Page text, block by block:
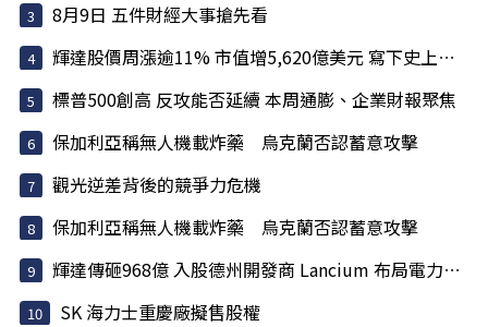
8月9日 五件財經大事搶先看
輝達股價周漲逾11% 市值增5,620億美元 寫下史上最大單周...
標普500創高 反攻能否延續 本周通膨、企業財報聚焦
保加利亞稱無人機載炸藥 烏克蘭否認蓄意攻擊
觀光逆差背後的競爭力危機
保加利亞稱無人機載炸藥 烏克蘭否認蓄意攻擊
輝達傳砸968億 入股德州開發商 Lancium 布局電力基建
SK 海力士重慶廠擬售股權